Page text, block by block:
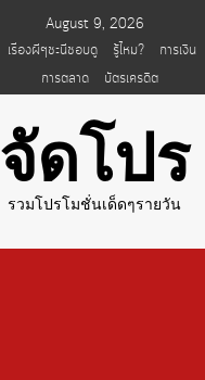
August 9, 2026
เรื่องผีๆชะนีชอบดู รู้ไหม? การเงิน
การตลาด
บัตรเครดิต
จัดโปร
รวมโปรโมชั่นเด็ดๆรายวัน